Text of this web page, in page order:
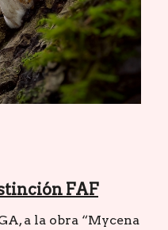
FAF
a la obra “Mycena